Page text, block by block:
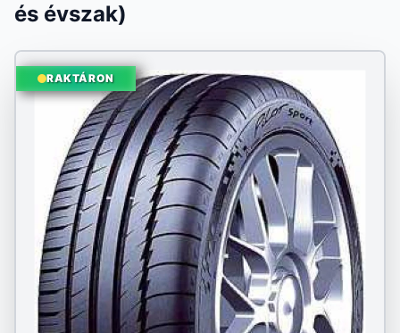
és évszak)
RAKTÁRON